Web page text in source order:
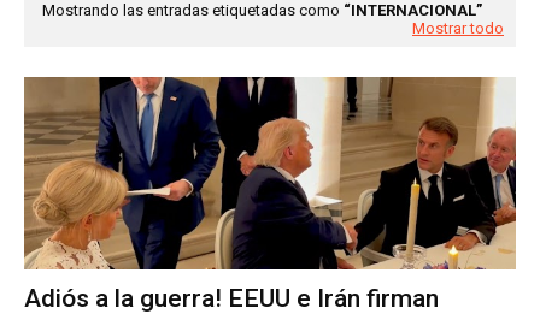
Mostrando las entradas etiquetadas como
INTERNACIONAL
Mostrar todo
Adiós a la guerra! EEUU e Irán firman